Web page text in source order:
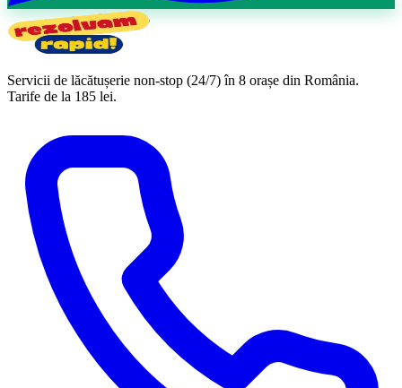
Servicii de lăcătușerie non-stop (24/7) în 8 orașe din România.
Tarife de la 185 lei.